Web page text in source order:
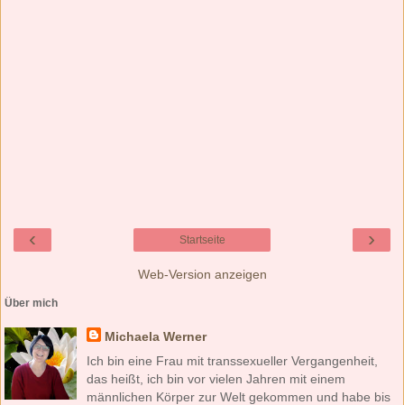
‹ ›
Startseite
Web-Version anzeigen
Über mich
Michaela Werner
Ich bin eine Frau mit transsexueller Vergangenheit,
das heißt, ich bin vor vielen Jahren mit einem
männlichen Körper zur Welt gekommen und habe bis